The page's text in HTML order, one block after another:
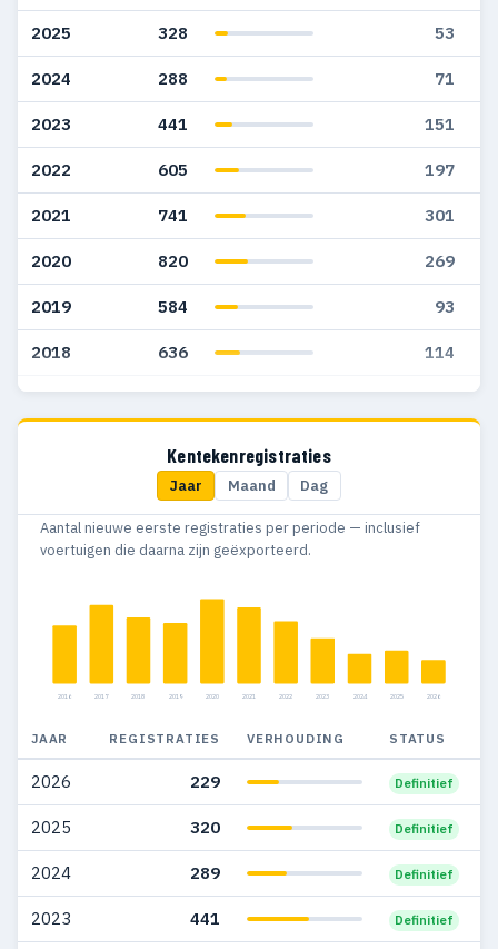
2025 328 53
2024 288 71
2023 441 151
2022 605 197
2021 741 301
2020 820 269
2019 584 93
2018 636 114
2017 759 164
539
2014 897
2012 1.765
2009 1.478 486
2008 950 225
2007 976 216
2006 1.294 241
Kentekenregistraties
Jaar Maand Dag
Aantal nieuwe eerste registraties per periode — inclusief
voertuigen die daarna zijn geëxporteerd.
2016 2017 2018 2019 2020 2021 2022 2023 2024 2025 2026
JAAR REGISTRATIES VERHOUDING STATUS
2026 229 Definitief
2025 320 Definitief
2024 289 Definitief
2023 441 Definitief